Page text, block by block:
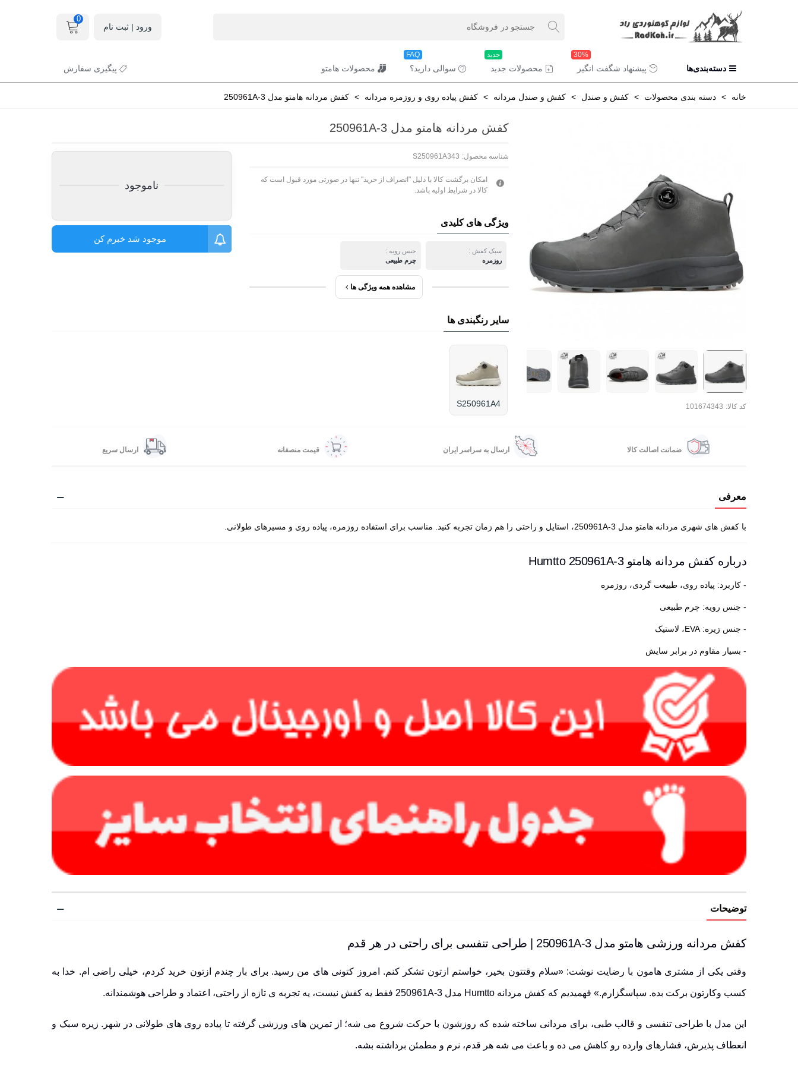
ورود | ثبت نام
0
دسته‌بندی‌ها پیشنهاد شگفت انگیز
30%
محصولات جدید
جدید
سوالی دارید؟
FAQ
محصولات هامتو پیگیری سفارش
خانه > دسته بندی محصولات > کفش و صندل > کفش و صندل مردانه > کفش پیاده روی و روزمره مردانه > کفش مردانه هامتو مدل 250961A-3
کد کالا: 101674343
کفش مردانه هامتو مدل 250961A-3
شناسه محصول: S250961A343
امکان برگشت کالا با دلیل "انصراف از خرید" تنها در صورتی مورد قبول است که
کالا در شرایط اولیه باشد.
ویژگی های کلیدی
سبک کفش :
روزمره
جنس رویه :
چرم طبیعی
مشاهده همه ویژگی ها
ناموجود
موجود شد خبرم کن
سایر رنگبندی ها
S250961A4
ضمانت اصالت کالا ارسال به سراسر ایران قیمت منصفانه ارسال سریع
معرفی
با کفش های شهری مردانه هامتو مدل 250961A-3، استایل و راحتی را هم زمان تجربه کنید. مناسب برای استفاده روزمره، پیاده روی و مسیرهای طولانی.
درباره کفش مردانه هامتو Humtto 250961A-3
- کاربرد: پیاده روی، طبیعت گردی، روزمره
- جنس رویه: چرم طبیعی
- جنس زیره: EVA، لاستیک
- بسیار مقاوم در برابر سایش
توضیحات
کفش مردانه ورزشی هامتو مدل 250961A-3 | طراحی تنفسی برای راحتی در هر قدم
وقتی یکی از مشتری هامون با رضایت نوشت: «سلام وقتتون بخیر، خواستم ازتون تشکر کنم. امروز کتونی های من رسید. برای بار چندم ازتون خرید کردم، خیلی راضی ام. خدا به
کسب وکارتون برکت بده. سپاسگزارم.» فهمیدیم که کفش مردانه Humtto مدل 250961A-3 فقط یه کفش نیست، یه تجربه ی تازه از راحتی، اعتماد و طراحی هوشمندانه.
این مدل با طراحی تنفسی و قالب طبی، برای مردانی ساخته شده که روزشون با حرکت شروع می شه؛ از تمرین های ورزشی گرفته تا پیاده روی های طولانی در شهر. زیره سبک و
انعطاف پذیرش، فشارهای وارده رو کاهش می ده و باعث می شه هر قدم، نرم و مطمئن برداشته بشه.